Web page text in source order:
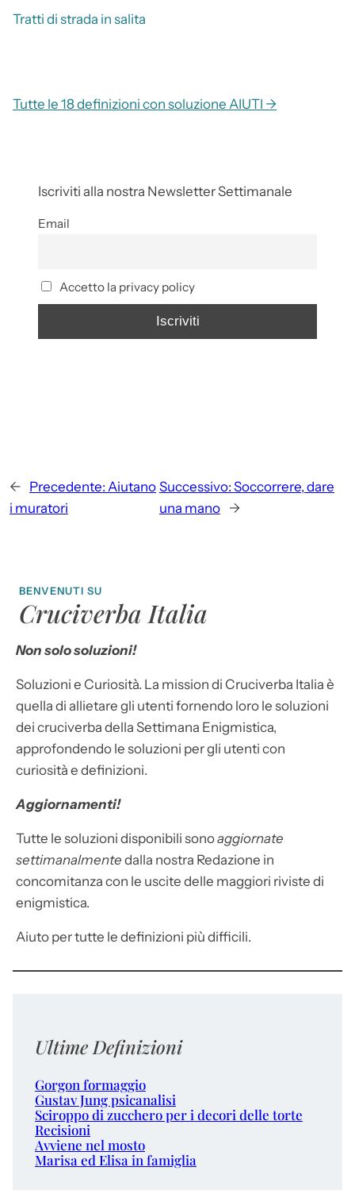
Tratti di strada in salita
Tutte le 18 definizioni con soluzione AIUTI →
Iscriviti alla nostra Newsletter Settimanale
Email
Accetto la privacy policy
← Precedente: Aiutano
i muratori
Successivo: Soccorrere, dare
una mano
→
BENVENUTI SU
Cruciverba Italia
Non solo soluzioni!
Soluzioni e Curiosità. La mission di Cruciverba Italia è
quella di allietare gli utenti fornendo loro le soluzioni
dei cruciverba della Settimana Enigmistica,
approfondendo le soluzioni per gli utenti con
curiosità e definizioni.
Aggiornamenti!
Tutte le soluzioni disponibili sonoaggiornate
settimanalmente dalla nostra Redazione in
concomitanza con le uscite delle maggiori riviste di
enigmistica.
Aiuto per tutte le definizioni più difficili.
Ultime Definizioni
Gorgon formaggio
Gustav Jung psicanalisi
Sciroppo di zucchero per i decori delle torte
Recisioni
Avviene nel mosto
Marisa ed Elisa in famiglia